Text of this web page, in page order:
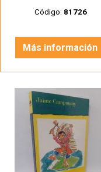
Código: 81726
Más información